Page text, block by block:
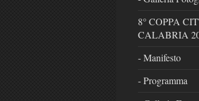
8° COPPA
CALABRIA
- Manifesto
- Programma